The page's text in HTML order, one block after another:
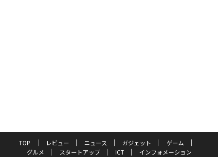
TOP レビュー ニュース ガジェット
ゲーム
グルメ
スタートアップ ICT
インフォメーション